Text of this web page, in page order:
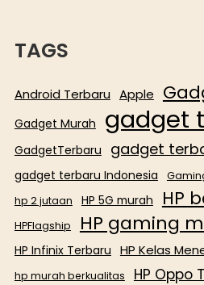
TAGS
Android Terbaru Apple
Gadget Murah gadget
GadgetTerbaru gadget
gadget terbaru Indonesia
hp 2 jutaan HP 5G murah HP
HPFlagship HP gaming
HP Infinix Terbaru HP Kelas
hp murah berkualitas HP Oppo